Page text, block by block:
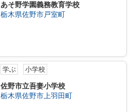
あそ野学園義務教育学校
栃木県佐野市戸室町
学ぶ 小学校
佐野市立吾妻小学校
栃木県佐野市上羽田町